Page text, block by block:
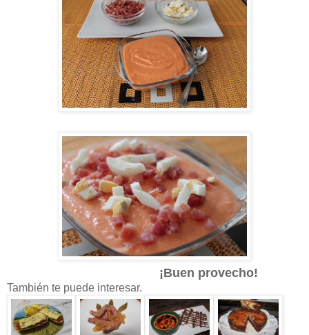
¡Buen provecho!
También te puede interesar.